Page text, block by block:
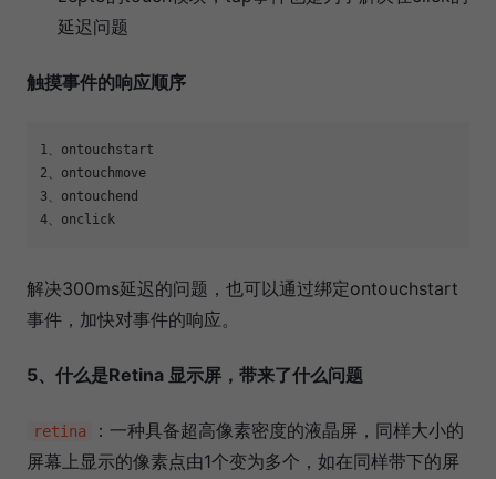
延迟问题
触摸事件的响应顺序
1、ontouchstart
2、ontouchmove
3、ontouchend
4、onclick
解决300ms延迟的问题，也可以通过绑定ontouchstart
事件，加快对事件的响应。
5、什么是Retina 显示屏，带来了什么问题
retina
：一种具备超高像素密度的液晶屏，同样大小的
屏幕上显示的像素点由1个变为多个，如在同样带下的屏